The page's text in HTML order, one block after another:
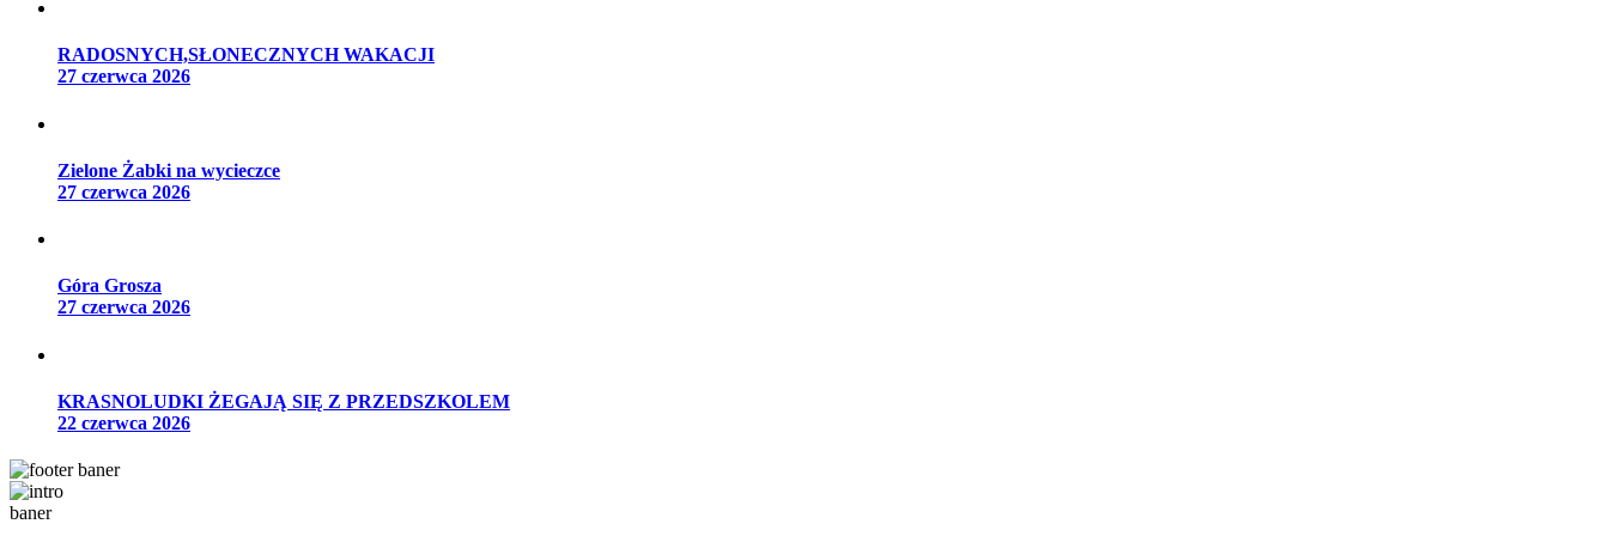
RADOSNYCH,SŁONECZNYCH WAKACJI
27 czerwca 2026
Zielone Żabki na wycieczce
27 czerwca 2026
Góra Grosza
27 czerwca 2026
KRASNOLUDKI ŻEGAJĄ SIĘ Z PRZEDSZKOLEM
22 czerwca 2026